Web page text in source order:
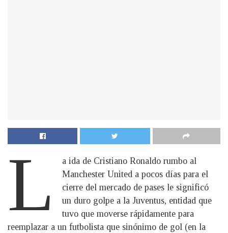
L
a ida de Cristiano Ronaldo rumbo al
Manchester United a pocos días para el
cierre del mercado de pases le significó
un duro golpe a la Juventus, entidad que
tuvo que moverse rápidamente para
reemplazar a un futbolista que sinónimo de gol (en la